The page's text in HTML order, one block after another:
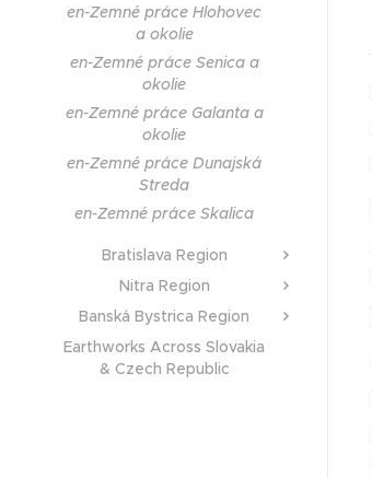
en-Zemné práce Hlohovec
a okolie
en-Zemné práce Senica a
okolie
en-Zemné práce Galanta a
okolie
en-Zemné práce Dunajská
Streda
en-Zemné práce Skalica
Bratislava Region
Nitra Region
Banská Bystrica Region
Earthworks Across Slovakia
& Czech Republic